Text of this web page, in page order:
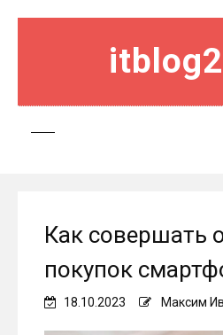
Как совершать
покупок
18.10.2023 Максим